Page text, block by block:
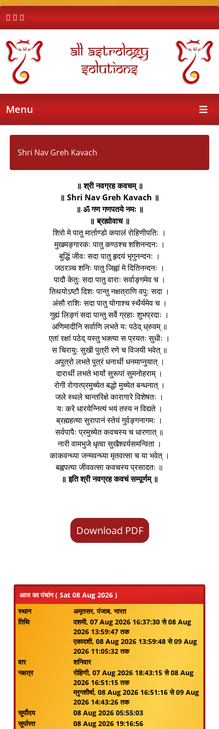
All Astrology
Solutions
Menu Open
Shri Nav Greh Kavach
॥ श्री नवग्रह कवचम् ॥
॥ Shri Nav Greh Kavach ॥
॥ ॐ गण गणपतये नमः ॥
॥ ब्रह्मोवाच ॥
शिरो मे पातु मार्ताण्डो कपालं रोहिणीपतिः ।
मुखमङ्गारकः पातु कण्ठश्च शशिनन्दनः ।
बुद्धिं जीवः सदा पातु हृदयं भृगुनन्दनः ।
जठरञ्च शनिः पातु जिह्वां मे दितिनन्दनः ।
पादौ केतुः सदा पातु वाराः सर्वाङ्गमेव च ।
तिथयोऽष्टौ दिशः पान्तु नक्षत्राणि वपुः सदा ।
अंसौ राशिः सदा पातु योगाश्च स्थैर्यमेव च ।
गुह्यं लिङ्गं सदा पान्तु सर्वे ग्रहाः शुभप्रदाः ।
अणिमादीनि सर्वाणि लभते यः पठेद् ध्रुवम् ॥
एतां रक्षां पठेद् यस्तु भक्त्या स प्रयतः सुधीः ।
स चिरायुः सुखी पुत्री रणे च विजयी भवेत् ॥
अपुत्रो लभते पुत्रं धनार्थी धनमाप्नुयात् ।
दारार्थी लभते भार्यां सुरूपां सुमनोहराम् ।
रोगी रोगात्प्रमुच्येत बद्धो मुच्येत बन्धनात् ।
जले स्थले चान्तरिक्षे कारागारे विशेषतः ।
यः करे धारयेन्नित्यं भयं तस्य न विद्यते ।
ब्रह्महत्या सुरापानं स्तेयं गुर्वङ्गनागमः ।
सर्वपापैः प्रमुच्येत कवचस्य च धारणात् ॥
नारी वामभुजे धृत्वा सुखैश्वर्यसमन्विता ।
काकवन्ध्या जन्मवन्ध्या मृतवत्सा च या भवेत् ।
बह्वपत्या जीववत्सा कवचस्य प्रसादतः ॥
॥ इति श्री नवग्रह कवचं सम्पूर्णम् ॥
Download PDF
आज का पंचांग ( Sat 08 Aug 2026 )
स्थान
अमृतसर, पंजाब, भारत
तिथि
दशमी, 07 Aug 2026 16:37:30 से 08 Aug
2026 13:59:47 तक
एकादशी, 08 Aug 2026 13:59:48 से 09 Aug
2026 11:05:32 तक
वार
शनिवार
नक्षत्र
रोहिणी, 07 Aug 2026 18:43:15 से 08 Aug
2026 16:51:15 तक
म्रृगशीर्षा, 08 Aug 2026 16:51:16 से 09 Aug
2026 14:43:26 तक
सूर्यौदय
08 Aug 2026 05:55:03
सूर्यास्त
08 Aug 2026 19:16:56